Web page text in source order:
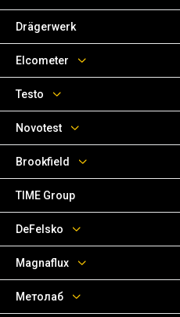
Drägerwerk
Elcometer
Testo
Novotest
Brookfield
TIME Group
DeFelsko
Magnaflux
Метолаб